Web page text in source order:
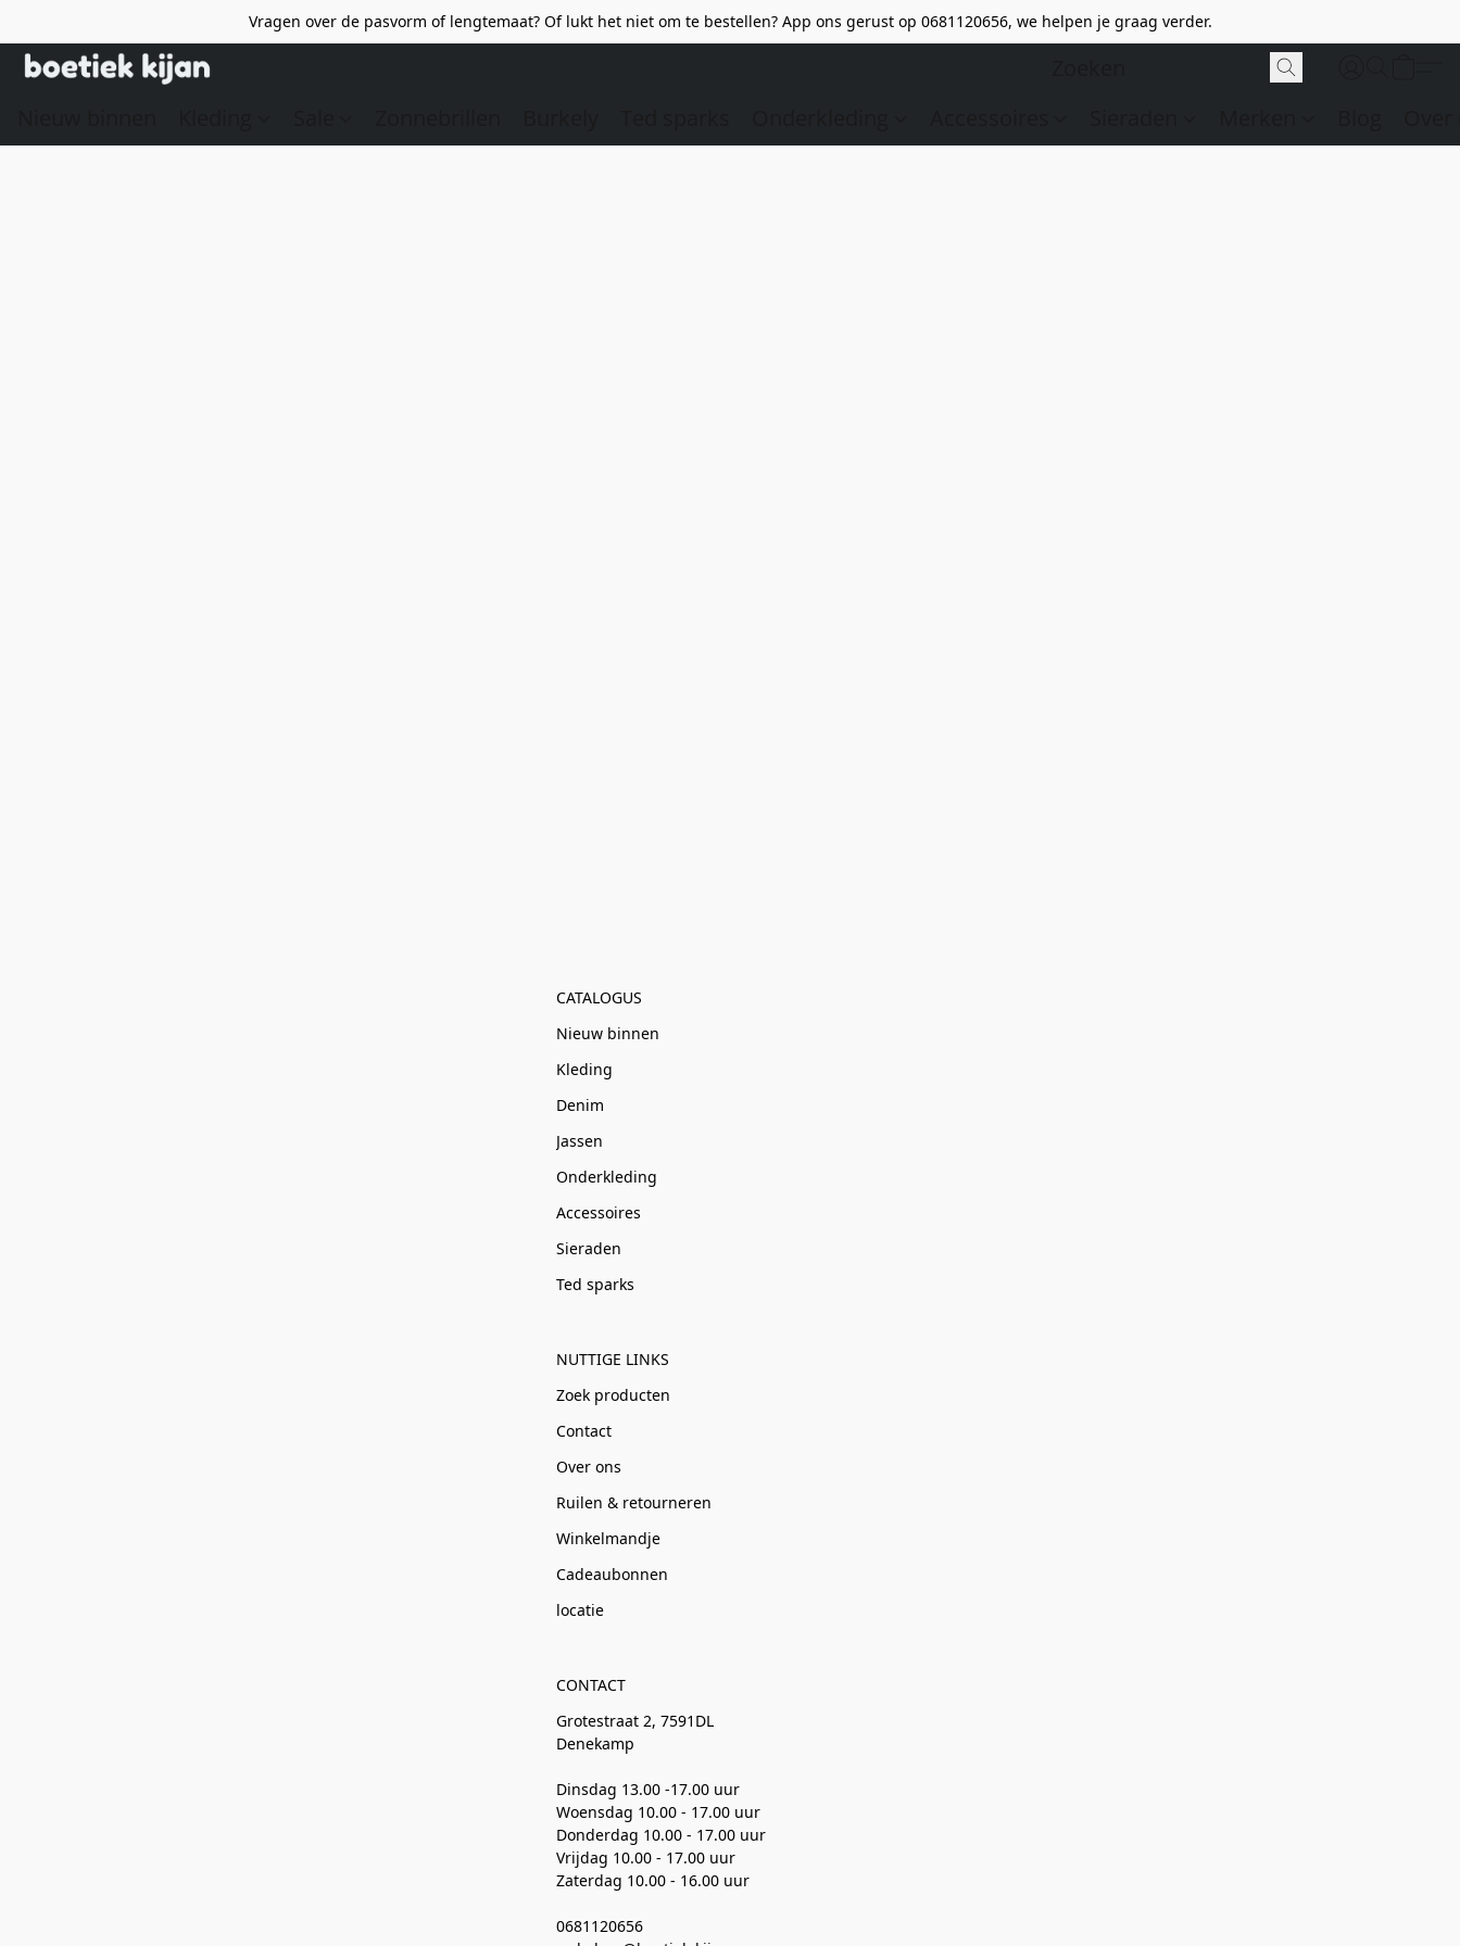
Vragen over de pasvorm of lengtemaat? Of lukt het niet om te bestellen? App ons gerust op 0681120656, we helpen je graag verder.
CATALOGUS
Nieuw binnen
Kleding
Denim
Jassen
Onderkleding
Accessoires
Sieraden
Ted sparks
NUTTIGE LINKS
Zoek producten
Contact
Over ons
Ruilen & retourneren
Winkelmandje
Cadeaubonnen
locatie
CONTACT
Grotestraat 2, 7591DL
Denekamp
Dinsdag 13.00 -17.00 uur
Woensdag 10.00 - 17.00 uur
Donderdag 10.00 - 17.00 uur
Vrijdag 10.00 - 17.00 uur
Zaterdag 10.00 - 16.00 uur
0681120656